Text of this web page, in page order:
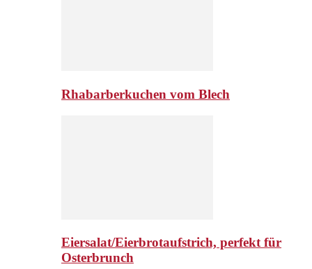
Rhabarberkuchen vom Blech
Eiersalat/Eierbrotaufstrich, perfekt für
Osterbrunch